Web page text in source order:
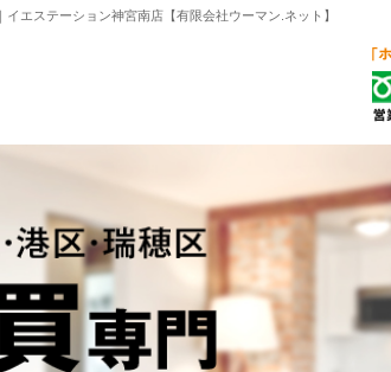
エステーション神宮南店【有限会社ウーマン.ネット】